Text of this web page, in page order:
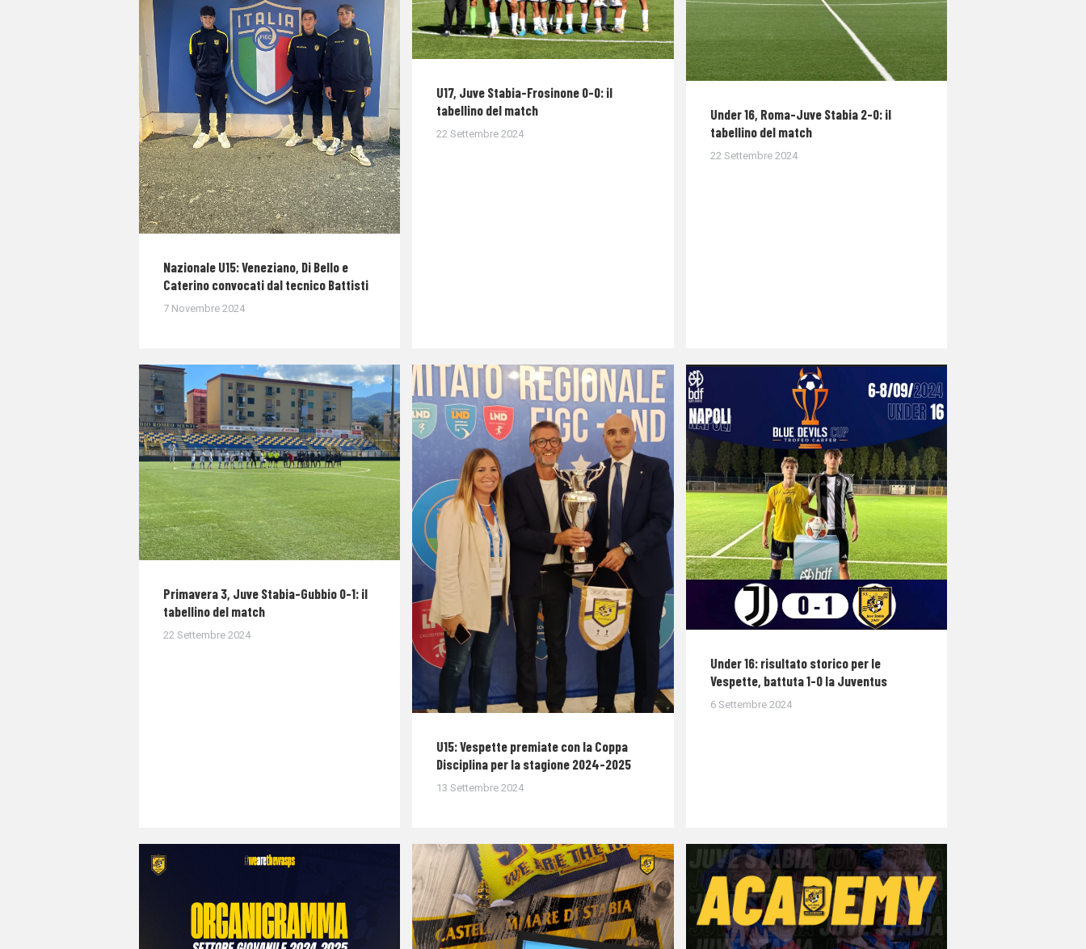
Nazionale U15: Veneziano, Di Bello e
Caterino convocati dal tecnico Battisti
7 Novembre 2024
U17, Juve Stabia-Frosinone 0-0: il
tabellino del match
22 Settembre 2024
Under 16, Roma-Juve Stabia 2-0: il
tabellino del match
22 Settembre 2024
Primavera 3, Juve Stabia-Gubbio 0-1: il
tabellino del match
22 Settembre 2024
U15: Vespette premiate con la Coppa
Disciplina per la stagione 2024-2025
13 Settembre 2024
Under 16: risultato storico per le
Vespette, battuta 1-0 la Juventus
6 Settembre 2024